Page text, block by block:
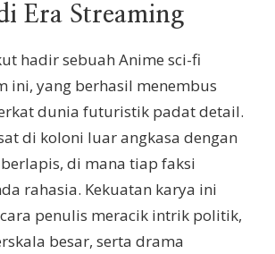
Era Streaming
hadir sebuah Anime sci-fi
ini, yang berhasil menembus
dunia futuristik padat detail.
di koloni luar angkasa dengan
di mana tiap faksi
rahasia. Kekuatan karya ini
penulis meracik intrik politik,
besar, serta drama